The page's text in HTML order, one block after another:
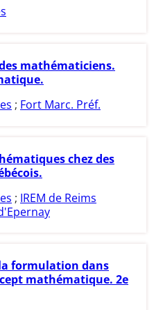
mathématiciens.
; Fort Marc. Préf.
chez des
; IREM de Reims
formulation dans
mathématique. 2e